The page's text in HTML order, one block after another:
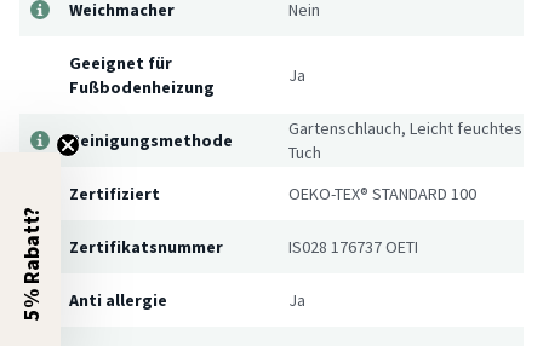
Weichmacher Nein
Geeignet für
Fußbodenheizung
Ja
Reinigungsmethode
Gartenschlauch, Leicht feuchtes
Tuch
Zertifiziert
OEKO-TEX® STANDARD 100
Zertifikatsnummer IS028 176737 OETI
Anti allergie Ja
5% Rabatt?